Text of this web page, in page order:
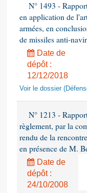
N° 1493 -
en application de
armées, en
de missiles anti-
Date de
dépôt :
12/12/2018
Voir le dossier
N° 1213 -
règlement, par la
rendu de la
en présence de M.
Date de
dépôt :
24/10/2008